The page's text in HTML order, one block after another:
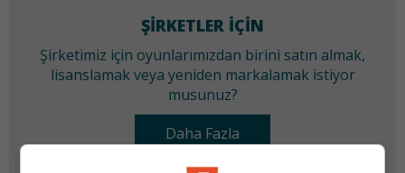
ŞIRKETLER IÇIN
Şirketimiz için oyunlarımızdan birini satın almak,
lisanslamak veya yeniden markalamak istiyor
musunuz?
Daha Fazla